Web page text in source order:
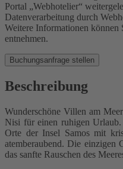
Portal „Webhotelier“
Datenverarbeitung durch
Weitere Informationen können
entnehmen.
Buchungsanfrage stellen
Beschreibung
Wunderschöne Villen am
Nisi für einen ruhigen Urlaub.
Orte der Insel Samos mit
atemberaubend. Die
das sanfte Rauschen des